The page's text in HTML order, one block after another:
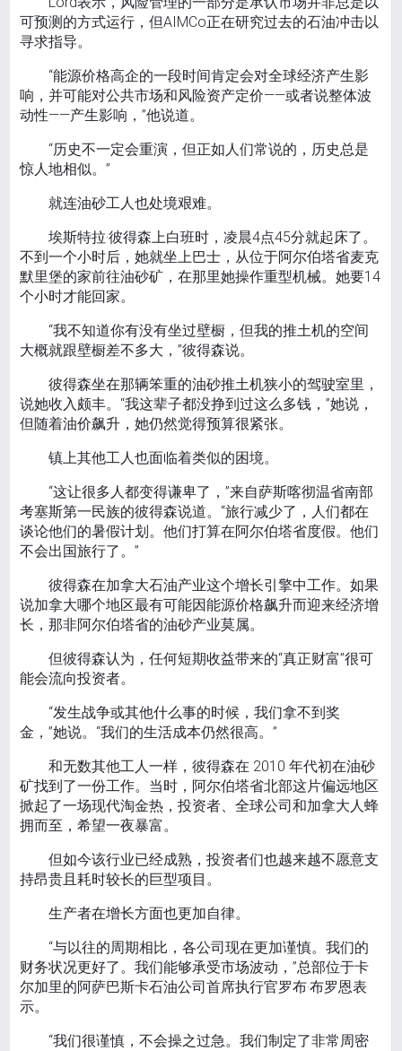
可预测的方式运行，但AIMCo正在研究过去的石油冲击以
寻求指导。
“能源价格高企的一段时间肯定会对全球经济产生影
响，并可能对公共市场和风险资产定价——或者说整体波
动性——产生影响，”他说道。
“历史不一定会重演，但正如人们常说的，历史总是
惊人地相似。”
就连油砂工人也处境艰难。
埃斯特拉·彼得森上白班时，凌晨4点45分就起床了。
不到一个小时后，她就坐上巴士，从位于阿尔伯塔省麦克
默里堡的家前往油砂矿，在那里她操作重型机械。她要14
个小时才能回家。
“我不知道你有没有坐过壁橱，但我的推土机的空间
大概就跟壁橱差不多大，”彼得森说。
彼得森坐在那辆笨重的油砂推土机狭小的驾驶室里，
说她收入颇丰。“我这辈子都没挣到过这么多钱，”她说，
但随着油价飙升，她仍然觉得预算很紧张。
镇上其他工人也面临着类似的困境。
“这让很多人都变得谦卑了，”来自萨斯喀彻温省南部
考塞斯第一民族的彼得森说道。“旅行减少了，人们都在
谈论他们的暑假计划。他们打算在阿尔伯塔省度假。他们
不会出国旅行了。”
彼得森在加拿大石油产业这个增长引擎中工作。如果
说加拿大哪个地区最有可能因能源价格飙升而迎来经济增
长，那非阿尔伯塔省的油砂产业莫属。
但彼得森认为，任何短期收益带来的“真正财富”很可
能会流向投资者。
“发生战争或其他什么事的时候，我们拿不到奖
金，”她说。“我们的生活成本仍然很高。”
和无数其他工人一样，彼得森在 2010 年代初在油砂
矿找到了一份工作。当时，阿尔伯塔省北部这片偏远地区
掀起了一场现代淘金热，投资者、全球公司和加拿大人蜂
拥而至，希望一夜暴富。
但如今该行业已经成熟，投资者们也越来越不愿意支
持昂贵且耗时较长的巨型项目。
生产者在增长方面也更加自律。
“与以往的周期相比，各公司现在更加谨慎。我们的
财务状况更好了。我们能够承受市场波动，”总部位于卡
尔加里的阿萨巴斯卡石油公司首席执行官罗布·布罗恩表
示。
“我们很谨慎，不会操之过急。我们制定了非常周密